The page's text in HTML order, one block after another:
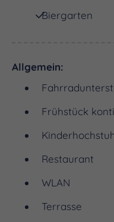
Biergarten
Allgemein:
Frühstück
Restaurant
WLAN
Terrasse